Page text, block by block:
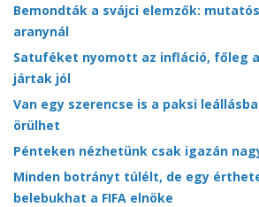
Bemondták a svájci elemzők:
aranynál
Satuféket nyomott az infláció, főleg
jártak jól
Van egy szerencse is a paksi
örülhet
Pénteken nézhetünk csak igazán
Minden botrányt túlélt, de egy
belebukhat a FIFA elnöke